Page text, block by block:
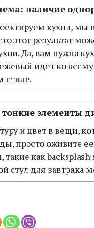
наличие
кухни, мы
этот результат
Да, вам нужна
идет ко
стиле.
элементы
и цвет в вещи,
просто оживите
такие как
стул для завтрака